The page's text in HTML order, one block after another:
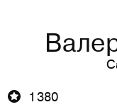
1 380